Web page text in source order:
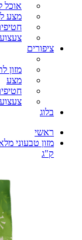
אוכל
מצע
ציפורים
מזון
מצע
בלוג
ראשי
ק"ג